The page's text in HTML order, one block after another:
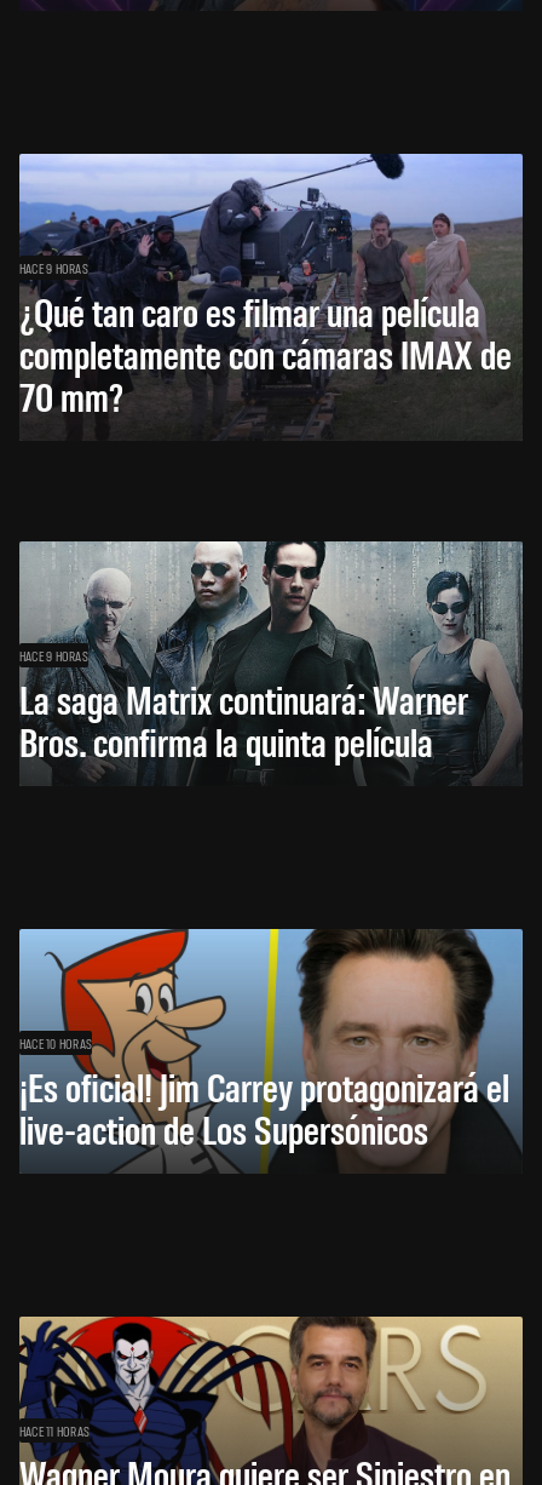
HACE 9 HORAS
¿Qué tan caro es filmar una película
completamente con cámaras IMAX de
70 mm?
HACE 9 HORAS
La saga Matrix continuará: Warner
Bros. confirma la quinta película
HACE 10 HORAS
¡Es oficial! Jim Carrey protagonizará el
live-action de Los Supersónicos
HACE 11 HORAS
Wagner Moura quiere ser Siniestro en